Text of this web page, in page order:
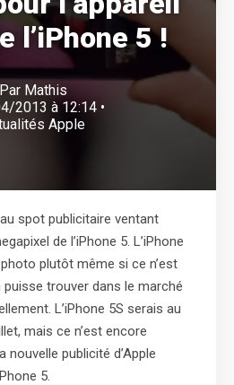
l’iPhone 5 !
Par Mathis
2013 à 12:14 •
Apple
spot publicitaire ventant
de l’iPhone 5. L’iPhone
plutôt même si ce n’est
puisse trouver dans le marché
L’iPhone 5S serais au
mais ce n’est encore
nouvelle publicité d’Apple
5.